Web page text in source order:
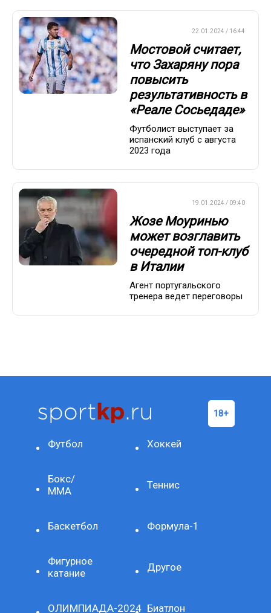
22.01.2024 / 16:44
Мостовой считает,
что Захаряну пора
повысить
результативность в
«Реале Сосьедаде»
Футболист выступает за
испанский клуб с августа
2023 года
19.01.2024 / 09:40
Жозе Моуринью
может возглавить
очередной топ-клуб
в Италии
Агент португальского
тренера ведет переговоры
Футбол Хоккей
Бокс/
ММА
Теннис
Баскетбол Формула-1
Фигурное
катание
Другое
ОЛИМПИАДА-2024 Биатлон